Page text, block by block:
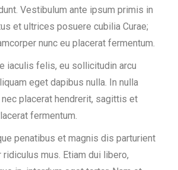
Vestibulum ante ipsum primis in
et ultrices posuere cubilia Curae;
nunc eu placerat fermentum.
iaculis felis, eu sollicitudin arcu
eget dapibus nulla. In nulla
placerat hendrerit, sagittis et
fermentum.
penatibus et magnis dis parturient
mus. Etiam dui libero,